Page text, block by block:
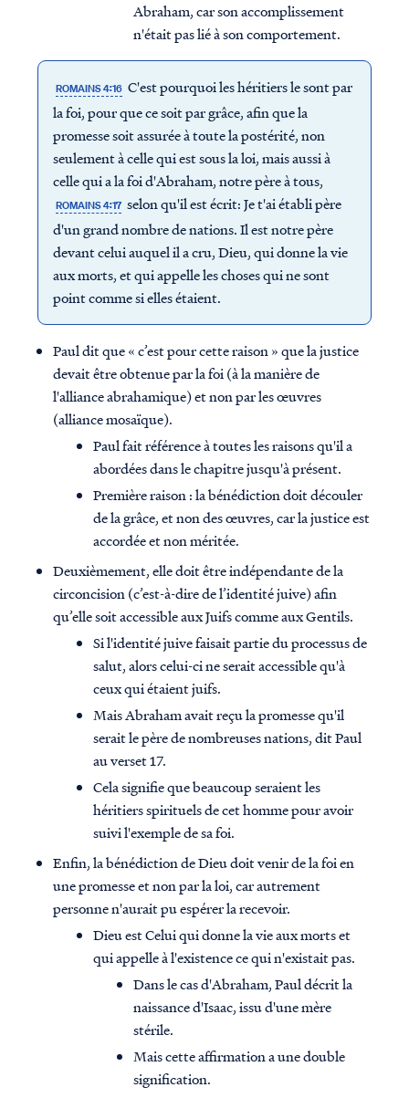
Abraham, car son accomplissement
n'était pas lié à son comportement.
ROMAINS 4:16 C'est pourquoi les héritiers le sont par
la foi, pour que ce soit par grâce, afin que la
promesse soit assurée à toute la postérité, non
seulement à celle qui est sous la loi, mais aussi à
celle qui a la foi d'Abraham, notre père à tous,
ROMAINS 4:17 selon qu'il est écrit: Je t'ai établi père
d'un grand nombre de nations. Il est notre père
devant celui auquel il a cru, Dieu, qui donne la vie
aux morts, et qui appelle les choses qui ne sont
point comme si elles étaient.
Paul dit que « c’est pour cette raison » que la justice
devait être obtenue par la foi (à la manière de
l'alliance abrahamique) et non par les œuvres
(alliance mosaïque).
Paul fait référence à toutes les raisons qu'il a
abordées dans le chapitre jusqu'à présent.
Première raison : la bénédiction doit découler
de la grâce, et non des œuvres, car la justice est
accordée et non méritée.
Deuxièmement, elle doit être indépendante de la
circoncision (c’est-à-dire de l’identité juive) afin
qu’elle soit accessible aux Juifs comme aux Gentils.
Si l'identité juive faisait partie du processus de
salut, alors celui-ci ne serait accessible qu'à
ceux qui étaient juifs.
Mais Abraham avait reçu la promesse qu'il
serait le père de nombreuses nations, dit Paul
au verset 17.
Cela signifie que beaucoup seraient les
héritiers spirituels de cet homme pour avoir
suivi l'exemple de sa foi.
Enfin, la bénédiction de Dieu doit venir de la foi en
une promesse et non par la loi, car autrement
personne n'aurait pu espérer la recevoir.
Dieu est Celui qui donne la vie aux morts et
qui appelle à l'existence ce qui n'existait pas.
Dans le cas d'Abraham, Paul décrit la
naissance d'Isaac, issu d'une mère
stérile.
Mais cette affirmation a une double
signification.